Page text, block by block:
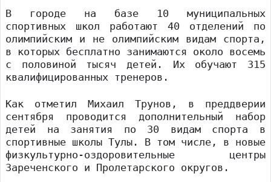
В городе на базе 10 муниципальных
спортивных школ работают 40 отделений по
олимпийским и не олимпийским видам спорта,
в которых бесплатно занимаются около восемь
с половиной тысяч детей. Их обучают 315
квалифицированных тренеров.
Как отметил Михаил Трунов, в преддверии
сентября проводится дополнительный набор
детей на занятия по 30 видам спорта в
спортивные школы Тулы. В том числе, в новые
физкультурно-оздоровительные центры
Зареченского и Пролетарского округов.